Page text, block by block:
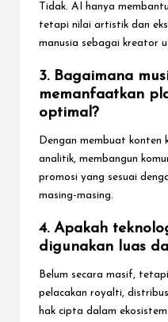
Tidak. AI hanya
tetapi nilai artistik dan
manusia sebagai kreator
3. Bagaimana
memanfaatkan
optimal?
Dengan membuat konten
analitik, membangun
promosi yang sesuai
masing-masing.
4. Apakah
digunakan luas
Belum secara masif,
pelacakan royalti,
hak cipta dalam